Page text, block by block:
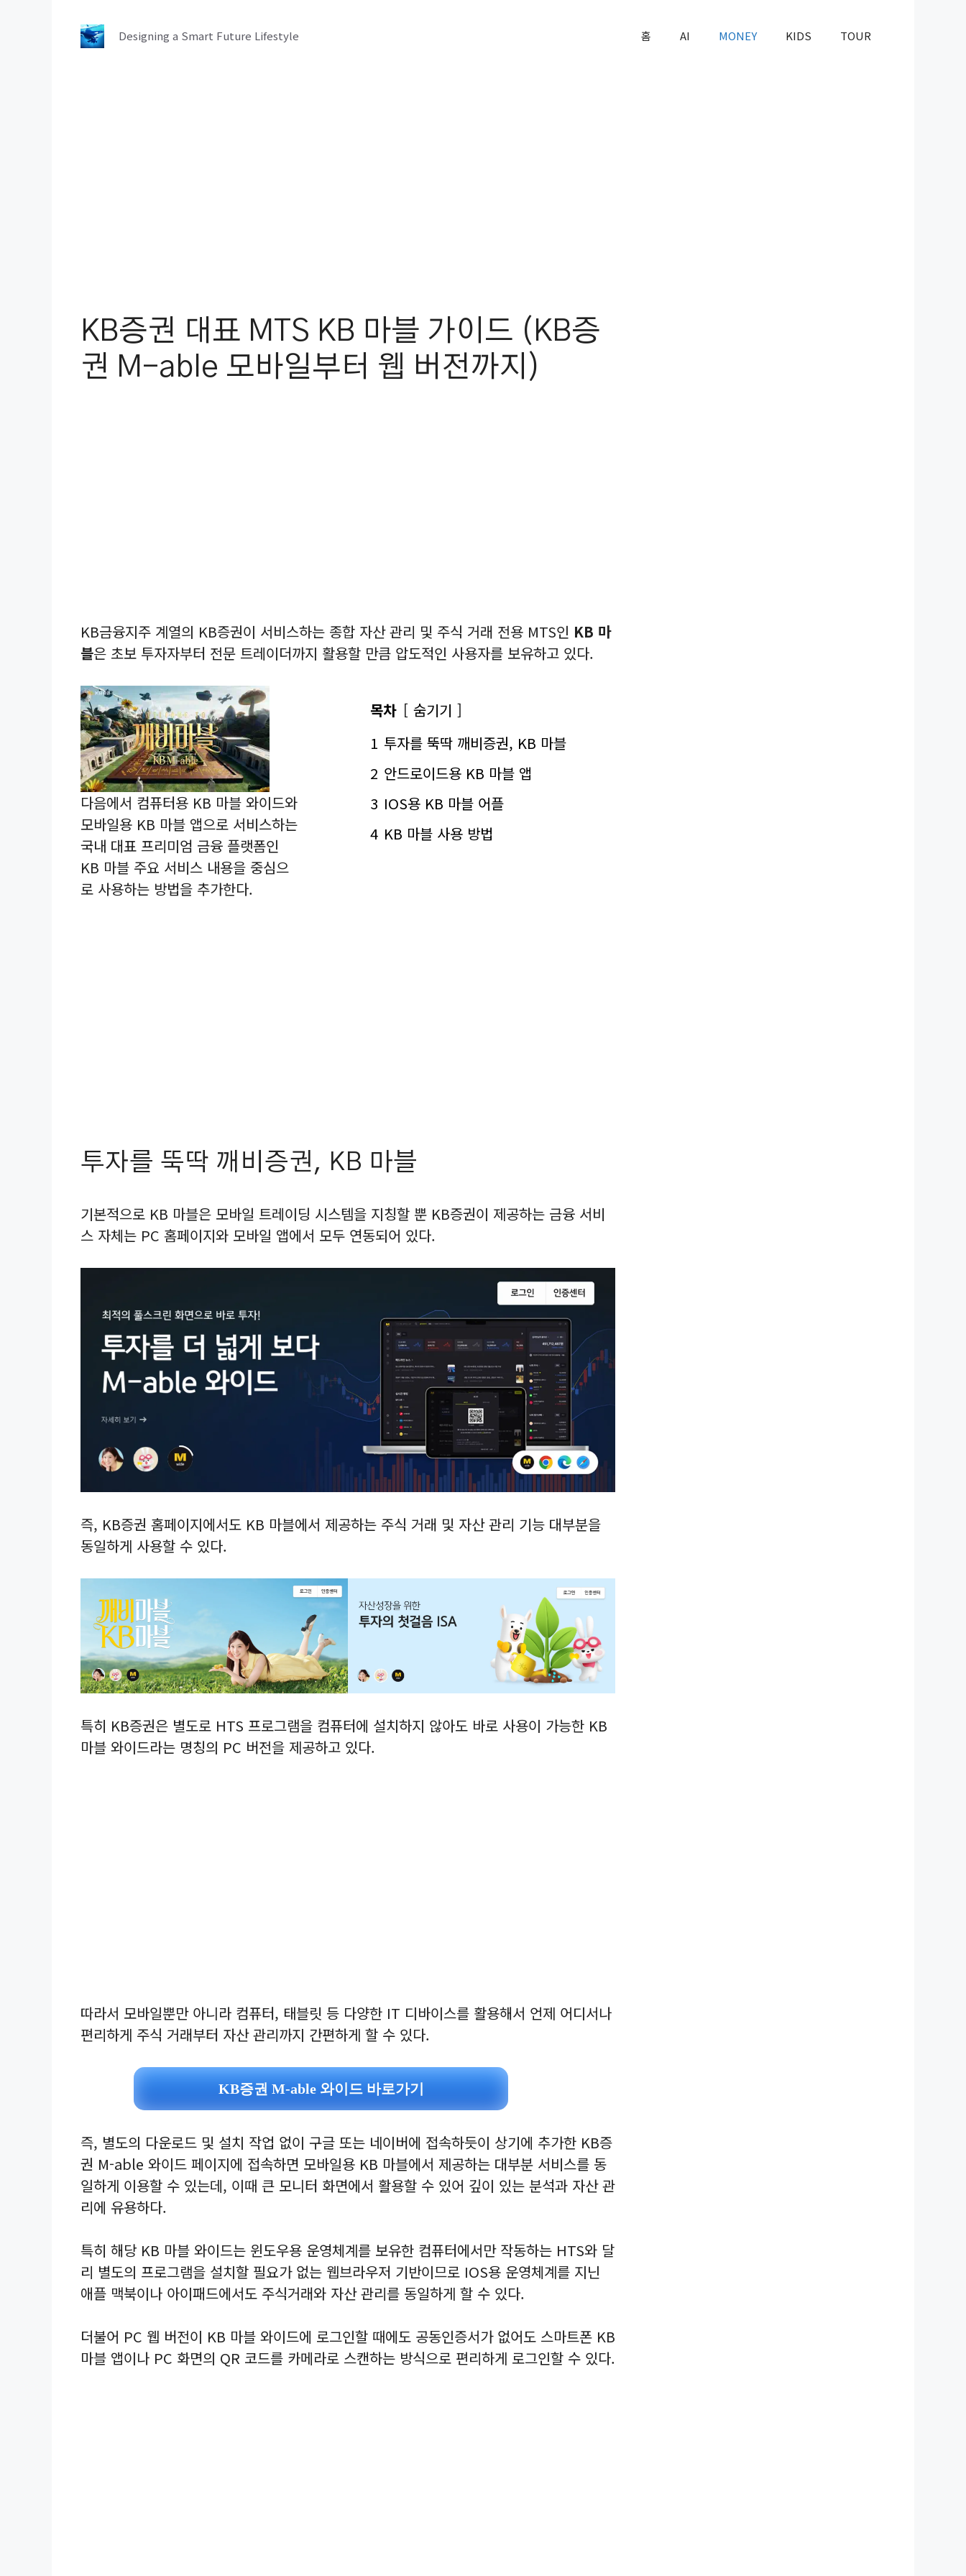
Designing a Smart Future Lifestyle 홈 AI MONEY KIDS TOUR
KB증권 대표 MTS KB 마블 가이드 (KB증
권 M-able 모바일부터 웹 버전까지)
KB금융지주 계열의 KB증권이 서비스하는 종합 자산 관리 및 주식 거래 전용 MTS인 KB 마
블은 초보 투자자부터 전문 트레이더까지 활용할 만큼 압도적인 사용자를 보유하고 있다.
목차
숨기기
1 투자를 뚝딱 깨비증권, KB 마블
2 안드로이드용 KB 마블 앱
3 IOS용 KB 마블 어플
4 KB 마블 사용 방법
다음에서 컴퓨터용 KB 마블 와이드와
모바일용 KB 마블 앱으로 서비스하는
국내 대표 프리미엄 금융 플랫폼인
KB 마블 주요 서비스 내용을 중심으
로 사용하는 방법을 추가한다.
투자를 뚝딱 깨비증권, KB 마블
기본적으로 KB 마블은 모바일 트레이딩 시스템을 지칭할 뿐 KB증권이 제공하는 금융 서비
스 자체는 PC 홈페이지와 모바일 앱에서 모두 연동되어 있다.
즉, KB증권 홈페이지에서도 KB 마블에서 제공하는 주식 거래 및 자산 관리 기능 대부분을
동일하게 사용할 수 있다.
특히 KB증권은 별도로 HTS 프로그램을 컴퓨터에 설치하지 않아도 바로 사용이 가능한 KB
마블 와이드라는 명칭의 PC 버전을 제공하고 있다.
따라서 모바일뿐만 아니라 컴퓨터, 태블릿 등 다양한 IT 디바이스를 활용해서 언제 어디서나
편리하게 주식 거래부터 자산 관리까지 간편하게 할 수 있다.
KB증권 M-able 와이드 바로가기
즉, 별도의 다운로드 및 설치 작업 없이 구글 또는 네이버에 접속하듯이 상기에 추가한 KB증
권 M-able 와이드 페이지에 접속하면 모바일용 KB 마블에서 제공하는 대부분 서비스를 동
일하게 이용할 수 있는데, 이때 큰 모니터 화면에서 활용할 수 있어 깊이 있는 분석과 자산 관
리에 유용하다.
특히 해당 KB 마블 와이드는 윈도우용 운영체계를 보유한 컴퓨터에서만 작동하는 HTS와 달
리 별도의 프로그램을 설치할 필요가 없는 웹브라우저 기반이므로 IOS용 운영체계를 지닌
애플 맥북이나 아이패드에서도 주식거래와 자산 관리를 동일하게 할 수 있다.
더불어 PC 웹 버전이 KB 마블 와이드에 로그인할 때에도 공동인증서가 없어도 스마트폰 KB
마블 앱이나 PC 화면의 QR 코드를 카메라로 스캔하는 방식으로 편리하게 로그인할 수 있다.